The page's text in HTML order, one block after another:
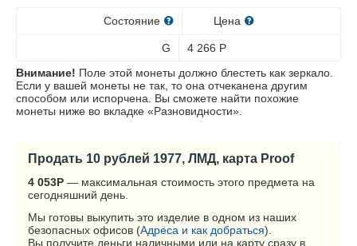
Состояние Цена
G 4 266 Р
Внимание! Поле этой монеты должно блестеть как зеркало.
Если у вашей монеты не так, то она отчеканена другим
способом или испорчена. Вы сможете найти похожие
монеты ниже во вкладке «Разновидности».
Продать 10 рублей 1977, ЛМД, карта Proof
4 053Р — максимальная стоимость этого предмета на
сегодняшний день.
Мы готовы выкупить это изделие в одном из наших
безопасных офисов (Адреса и как добраться).
Вы получите деньги наличными или на карту сразу в